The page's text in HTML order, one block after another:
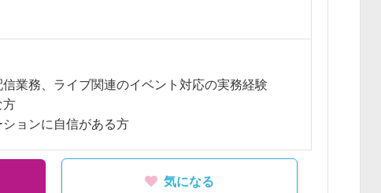
ェック・アーカイブ対応
30時間以内
信業務、ライブ関連のイベント対応の実務経験
方
ションに自信がある方
気になる